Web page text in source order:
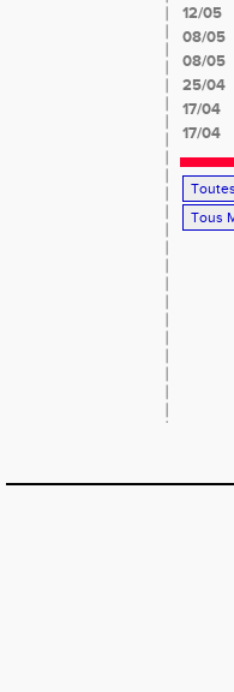
12/05
08/05
08/05
25/04
17/04
17/04